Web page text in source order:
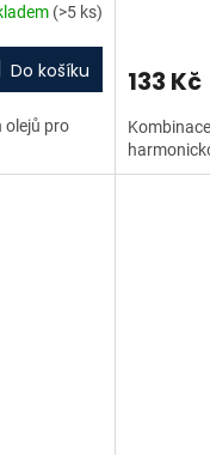
(>5 ks)
Do košíku
olejů pro
133 Kč